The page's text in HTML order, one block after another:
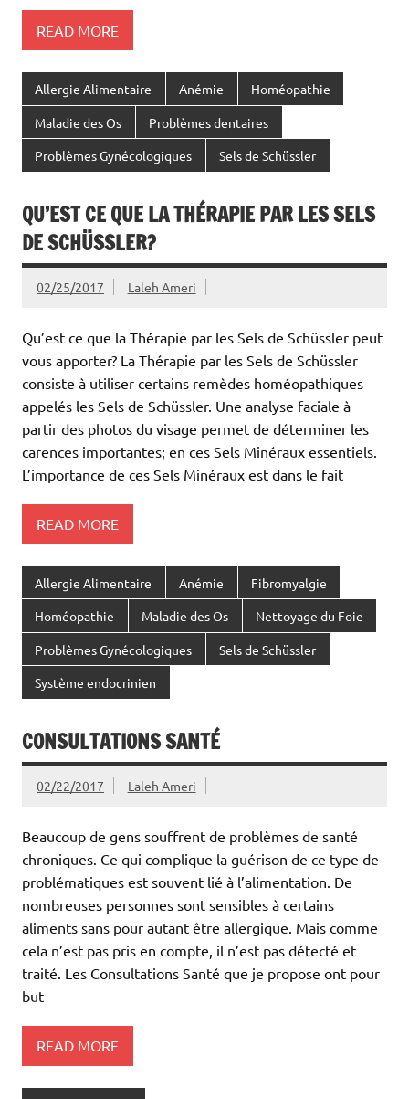
READ MORE
Allergie Alimentaire Anémie Homéopathie
Maladie des Os Problèmes dentaires
Problèmes Gynécologiques Sels de Schüssler
QU’EST CE QUE LA THÉRAPIE PAR LES SELS
DE SCHÜSSLER?
02/25/2017 Laleh Ameri
Qu’est ce que la Thérapie par les Sels de Schüssler peut
vous apporter? La Thérapie par les Sels de Schüssler
consiste à utiliser certains remèdes homéopathiques
appelés les Sels de Schüssler. Une analyse faciale à
partir des photos du visage permet de déterminer les
carences importantes; en ces Sels Minéraux essentiels.
L’importance de ces Sels Minéraux est dans le fait
READ MORE
Allergie Alimentaire Anémie Fibromyalgie
Homéopathie Maladie des Os Nettoyage du Foie
Problèmes Gynécologiques Sels de Schüssler
Système endocrinien
CONSULTATIONS SANTÉ
02/22/2017 Laleh Ameri
Beaucoup de gens souffrent de problèmes de santé
chroniques. Ce qui complique la guérison de ce type de
problématiques est souvent lié à l’alimentation. De
nombreuses personnes sont sensibles à certains
aliments sans pour autant être allergique. Mais comme
cela n’est pas pris en compte, il n’est pas détecté et
traité. Les Consultations Santé que je propose ont pour
but
READ MORE